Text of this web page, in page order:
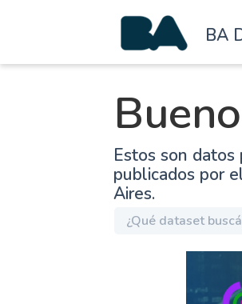
BA
Estos son
publicados por
Aires.